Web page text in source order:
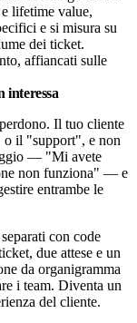
affiancati sulle
interessa
Il tuo cliente
o il "support", e non
— "Mi avete
non funziona" — e
entrambe le
con code
due attese e un
da organigramma
i team. Diventa un
del cliente.